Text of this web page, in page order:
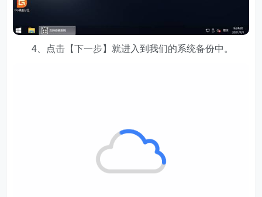
4、点击【下一步】就进入到我们的系统备份中。